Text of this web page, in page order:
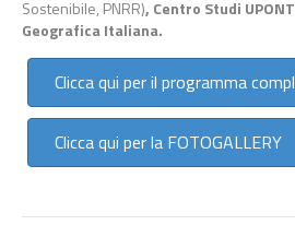
Sostenibile, PNRR), Centro Studi
Geografica Italiana.
Clicca qui per il programma
Clicca qui per la FOTOGALLERY